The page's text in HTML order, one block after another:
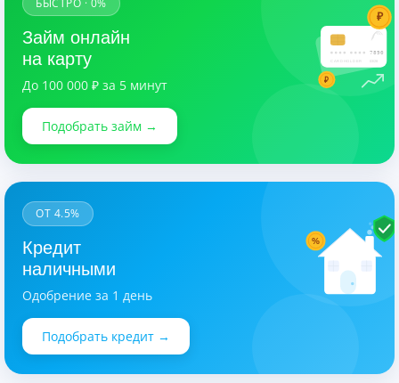
7890
CARDHOLDER 03/28
₽
₽
БЫСТРО · 0%
Займ онлайн
на карту
До 100 000 ₽ за 5 минут
Подобрать займ →
%
ОТ 4.5%
Кредит
наличными
Одобрение за 1 день
Подобрать кредит →